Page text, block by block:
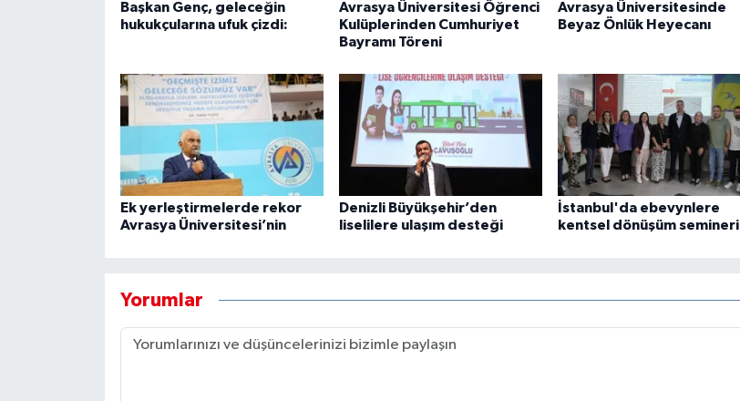
Başkan Genç, geleceğin
hukukçularına ufuk çizdi:
Avrasya Üniversitesi Öğrenci
Kulüplerinden Cumhuriyet
Bayramı Töreni
Avrasya Üniversitesinde
Beyaz Önlük Heyecanı
Ek yerleştirmelerde rekor
Avrasya Üniversitesi’nin
Denizli Büyükşehir’den
liselilere ulaşım desteği
İstanbul'da ebevynlere
kentsel dönüşüm semineri
Yorumlar